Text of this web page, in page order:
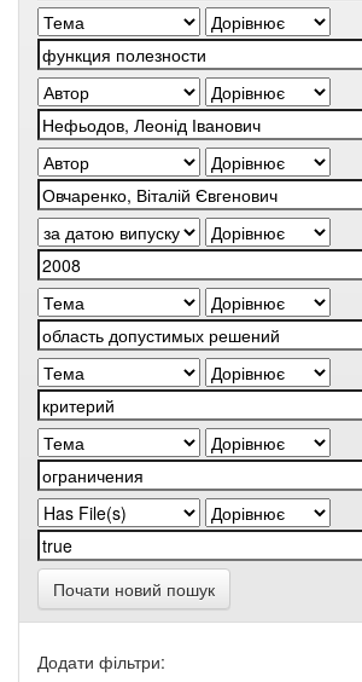
Почати новий пошук
Додати фільтри: